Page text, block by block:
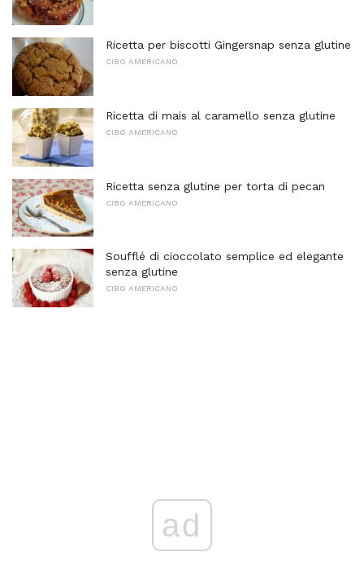
Ricetta per biscotti Gingersnap senza glutine
CIBO AMERICANO
Ricetta di mais al caramello senza glutine
CIBO AMERICANO
Ricetta senza glutine per torta di pecan
CIBO AMERICANO
Soufflé di cioccolato semplice ed elegante
senza glutine
CIBO AMERICANO
ad